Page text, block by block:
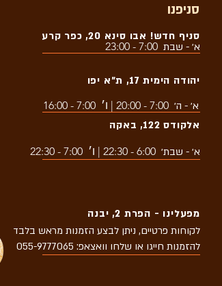
סניפנו
סניף חדש! אבו סינא 20, כפר קרע
יהודה הימית 17, ת״א יפו
אלקודס 122, באקה
מפעלינו - הפרת 2, יבנה
א׳ - שבת7:00 - 23:00
א׳ - ה׳7:00 - 20:00 | ו׳ 7:00 - 16:00
א׳ - שבת׳6:00 - 22:30 | ו׳ 7:00 - 22:30
לקוחות פרטיים, ניתן לבצע הזמנות מראש בלבד
להזמנות חייגו או שלחו וואצאפ: 055-9777065